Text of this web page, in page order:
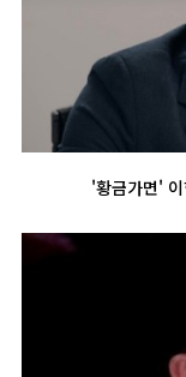
'황금가면'